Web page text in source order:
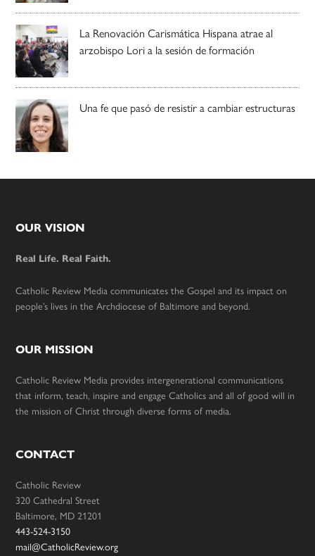
La Renovación Carismática Hispana atrae al
arzobispo Lori a la sesión de formación
Una fe que pasó de resistir a cambiar estructuras
Footer
OUR VISION
Real Life. Real Faith.
Catholic Review Media communicates the Gospel and its impact on
people’s lives in the Archdiocese of Baltimore and beyond.
OUR MISSION
Catholic Review Media provides intergenerational communications
that inform, teach, inspire and engage Catholics and all of good will in
the mission of Christ through diverse forms of media.
CONTACT
Catholic Review
320 Cathedral Street
Baltimore, MD 21201
443-524-3150
mail@CatholicReview.org